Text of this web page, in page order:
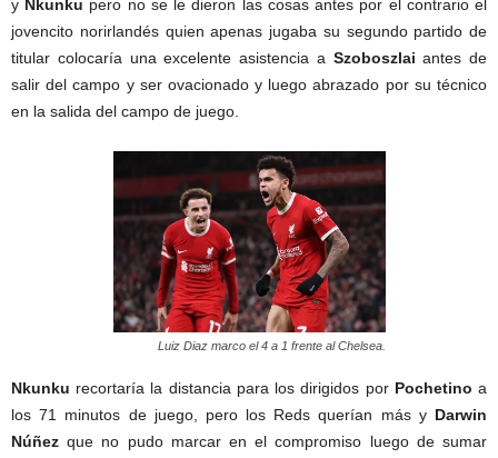
y Nkunku pero no se le dieron las cosas antes por el contrario el
jovencito norirlandés quien apenas jugaba su segundo partido de
titular colocaría una excelente asistencia a Szoboszlai antes de
salir del campo y ser ovacionado y luego abrazado por su técnico
en la salida del campo de juego.
Luiz Diaz marco el 4 a 1 frente al Chelsea.
Nkunku recortaría la distancia para los dirigidos por Pochetino a
los 71 minutos de juego, pero los Reds querían más y Darwin
Núñez que no pudo marcar en el compromiso luego de sumar